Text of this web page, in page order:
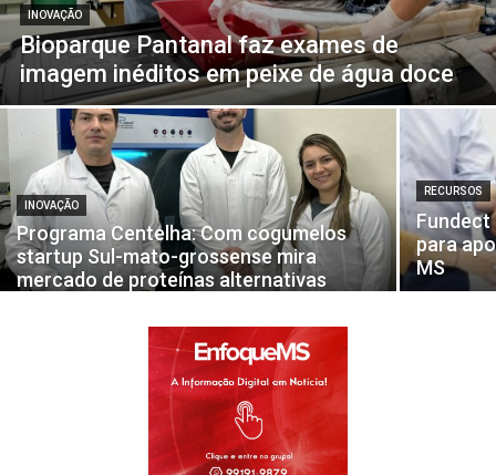
INOVAÇÃO
Bioparque Pantanal faz exames de
imagem inéditos em peixe de água doce
INOVAÇÃO
Programa Centelha: Com cogumelos
startup Sul-mato-grossense mira
mercado de proteínas alternativas
RECURSOS
Fundect
para
MS